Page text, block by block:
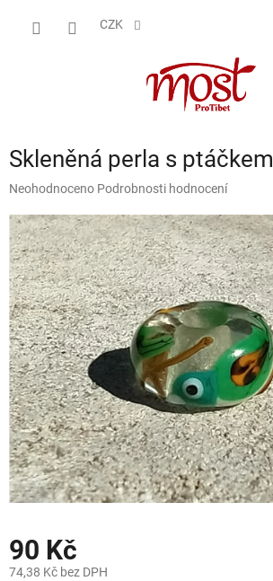
CZK
Skleněná perla s ptáčkem
Průměrné
produktu
je
0,0
z
5
hvězdiček.
Neohodnoceno Podrobnosti hodnocení
90 Kč
74,38 Kč bez DPH